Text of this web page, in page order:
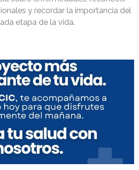
y recordar la importancia del
etapa de la vida.